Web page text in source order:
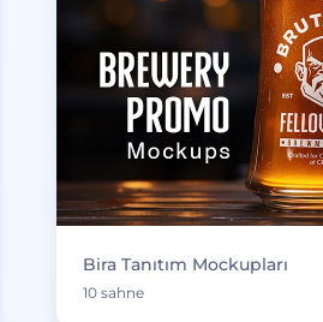
Bira Tanıtım Mockupları
10 sahne